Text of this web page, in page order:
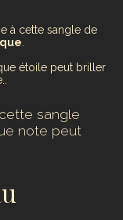
à cette sangle de
étoile peut briller
sangle
note peut